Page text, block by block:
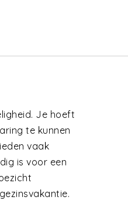
Je hoeft
te kunnen
vaak
is voor een